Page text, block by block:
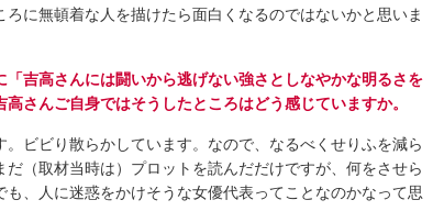
に無頓着な人を描けたら面白くなるのではないかと思いま
「吉高さんには闘いから逃げない強さとしなやかな明るさを
さんご自身ではそうしたところはどう感じていますか。
ビビり散らかしています。なので、なるべくせりふを減ら
（取材当時は）プロットを読んだだけですが、何をさせら
、人に迷惑をかけそうな女優代表ってことなのかなって思